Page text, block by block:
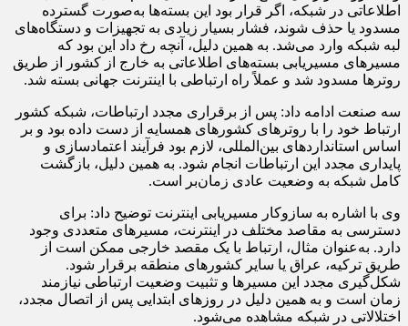
اطلاعاتی در شبکه، اگر قرار بود این بسته‌ها به‌صورت گسترده
مسدود یا حذف شوند، فشار بسیار زیادی به تجهیزات و دستگاه‌های
لبه شبکه وارد می‌شد. به همین دلیل، آنچه رخ داد این بود که
مسیرهای مسیریابی بسته‌های اطلاعاتی به خارج از کشور از طریق
روترها مسدود شد و عملاً راه ارتباطی با اینترنت جهانی بسته شد.
سه صنعت ادامه داد: پس از برقراری مجدد ارتباطات، شبکه کشور
ارتباط خود را با روترهای کشورهای همسایه از دست داده بود و بر
اساس استانداردهای بین‌المللی، لازم بود فرآیند اعتمادسازی و
پایداری مجدد این ارتباطات انجام شود. به همین دلیل، بازگشت
کامل شبکه به وضعیت عادی زمان‌بر است.
وی با اشاره به سازوکار مسیریابی اینترنت توضیح داد: برای
دسترسی به مقاصد مختلف در اینترنت، مسیرهای متعددی وجود
دارد. به‌عنوان مثال، ارتباط با یک مقصد خارجی ممکن است از
طریق ترکیه، عراق یا سایر کشورهای منطقه برقرار شود.
شکل‌گیری مجدد این مسیرها و تثبیت وضعیت ارتباطی نیازمند
زمان است و به همین دلیل در روزهای ابتدایی پس از اتصال مجدد،
اختلالاتی در شبکه مشاهده می‌شود.